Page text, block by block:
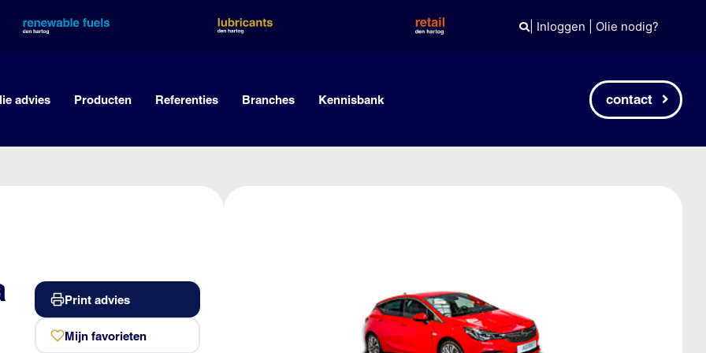
| Inloggen Olie nodig?
advies Producten Referenties Branches Kennisbank contact
Print advies
Mijn favorieten